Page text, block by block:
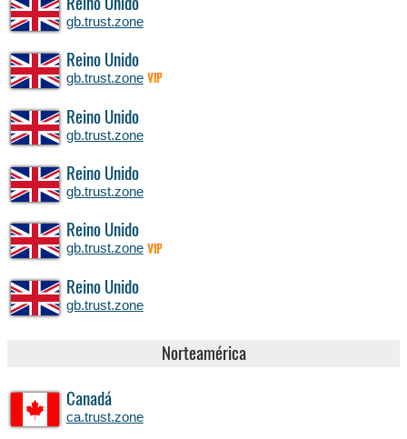
Reino Unido
gb.trust.zone
Reino Unido
gb.trust.zone VIP
Reino Unido
gb.trust.zone
Reino Unido
gb.trust.zone
Reino Unido
gb.trust.zone VIP
Reino Unido
gb.trust.zone
Norteamérica
Canadá
ca.trust.zone